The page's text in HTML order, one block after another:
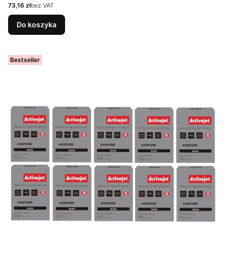
Cena
73,16 złbez VAT
Do koszyka
Bestseller